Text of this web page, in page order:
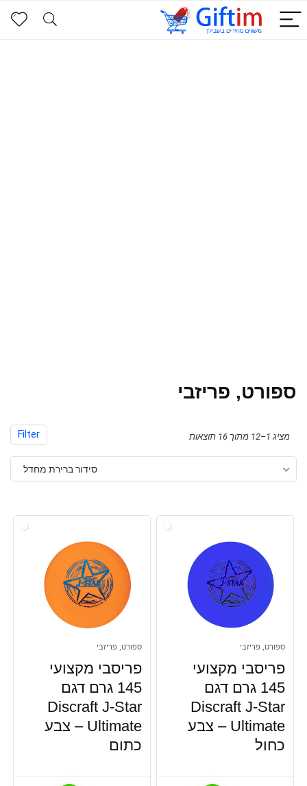
ספורט, פריזבי
Filter מציג 1–12 מתוך 16 תוצאות
סידור ברירת מחדל
ספורט, פריזבי
פריסבי מקצועי
145 גרם דגם
Discraft J-Star
Ultimate – צבע
כחול
ספורט, פריזבי
פריסבי מקצועי
145 גרם דגם
Discraft J-Star
Ultimate – צבע
כתום